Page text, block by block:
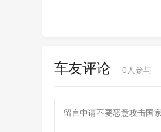
车友评论 0 人参与